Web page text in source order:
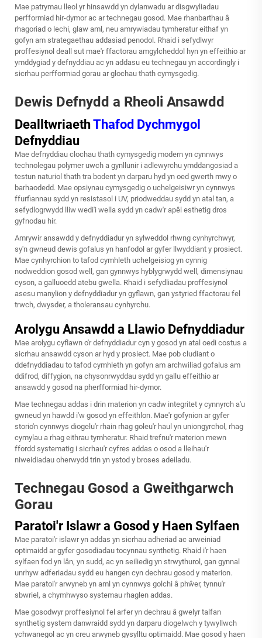
Mae patrymau lleol yr hinsawdd yn dylanwadu ar disgwyliadau
perfformiad hir-dymor ac ar technegau gosod. Mae rhanbarthau â
rhagoriad o lechi, glaw aml, neu amrywiadau tymheratur eithaf yn
gofyn am strategaethau addasiad penodol. Rhaid i sefydlwyr
proffesiynol deall sut mae'r ffactorau amgylcheddol hyn yn effeithio ar
ymddygiad y defnyddiau ac yn addasu eu technegau yn accordingly i
sicrhau perfformiad gorau ar glochau thath cymysgedig.
Dewis Defnydd a Rheoli Ansawdd
DealltwriaethThafod Dychmygol
Defnyddiau
Mae defnyddiau clochau thath cymysgedig modern yn cynnwys
technolegau polymer uwch a gynllunir i adlewyrchu ymddangosiad a
testun naturiol thath tra bodent yn darparu hyd yn oed gwerth mwy o
barhaodedd. Mae opsiynau cymysgedig o uchelgeisiwr yn cynnwys
ffurfiannau sydd yn resistasol i UV, priodweddau sydd yn atal tan, a
sefydlogrwydd lliw wedi'i wella sydd yn cadw'r apêl esthetig dros
gyfnodau hir.
Amrywir ansawdd y defnyddiadur yn sylweddol rhwng cynhyrchwyr,
sy'n gwneud dewis gofalus yn hanfodol ar gyfer llwyddiant y prosiect.
Mae cynhyrchion to tafod cymhleth uchelgeisiog yn cynnig
nodweddion gosod well, gan gynnwys hyblygrwydd well, dimensiynau
cyson, a galluoedd atebu gwella. Rhaid i sefydliadau proffesiynol
asesu manylion y defnyddiadur yn gyflawn, gan ystyried ffactorau fel
trwch, dwysder, a tholeransau cynhyrchu.
Arolygu Ansawdd a Llawio Defnyddiadur
Mae arolygu cyflawn o'r defnyddiadur cyn y gosod yn atal oedi costus a
sicrhau ansawdd cyson ar hyd y prosiect. Mae pob cludiant o
ddefnyddiadau to tafod cymhleth yn gofyn am archwiliad gofalus am
ddifrod, diffygion, na chysonrwyddau sydd yn gallu effeithio ar
ansawdd y gosod na pherfformiad hir-dymor.
Mae technegau addas i drin materion yn cadw integritet y cynnyrch a'u
gwneud yn hawdd i'w gosod yn effeithlon. Mae'r gofynion ar gyfer
storio'n cynnwys diogelu'r rhain rhag goleu'r haul yn uniongyrchol, rhag
cymylau a rhag eithrau tymheratur. Rhaid trefnu'r materion mewn
ffordd systematig i sicrhau'r cyfres addas o osod a lleihau'r
niweidiadau oherwydd trin yn ystod y broses adeiladu.
Technegau Gosod a Gweithgarwch
Gorau
Paratoi'r Islawr a Gosod y Haen Sylfaen
Mae paratoi'r islawr yn addas yn sicrhau adheriad ac arweiniad
optimaidd ar gyfer gosodiadau tocynnau synthetig. Rhaid i'r haen
sylfaen fod yn lân, yn sudd, ac yn seiliedig yn strwythurol, gan gynnal
unrhyw adferiadau sydd eu hangen cyn dechrau gosod y materion.
Mae paratoi'r arwyneb yn aml yn cynnwys golchi â phŵer, tynnu'r
sbwriel, a chymhwyso systemau rhaglen addas.
Mae gosodwyr proffesiynol fel arfer yn dechrau â gwelyr talfan
synthetig system danwraidd sydd yn darparu diogelwch y tywyllwch
ychwanegol ac yn creu arwyneb gysylltu optimaidd. Mae gosod y haen